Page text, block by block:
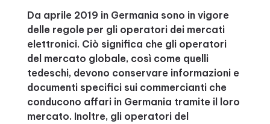
Da aprile 2019 in Germania sono in vigore
delle regole per gli operatori dei mercati
elettronici. Ciò significa che gli operatori
del mercato globale, così come quelli
tedeschi, devono conservare informazioni e
documenti specifici sui commercianti che
conducono affari in Germania tramite il loro
mercato. Inoltre, gli operatori del